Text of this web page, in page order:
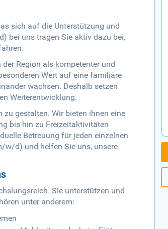
sich auf die Unterstützung und
bei uns tragen Sie aktiv dazu bei,
Region als kompetenter und
Wert auf eine familiäre
wachsen. Deshalb setzen
Weiterentwicklung.
zu gestalten. Wir bieten ihnen eine
bis hin zu Freizeitaktivitäten
Betreuung für jeden einzelnen
w/d) und helfen Sie uns, unsere
Sie unterstützen und
unter anderem: